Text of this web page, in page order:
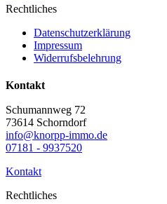
Rechtliches
Datenschutzerklärung
Impressum
Widerrufsbelehrung
Kontakt
Schumannweg 72
73614 Schorndorf
info@knorpp-immo.de
07181 - 9937520
Kontakt
Rechtliches